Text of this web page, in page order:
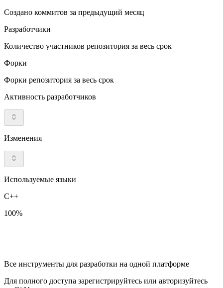
Создано коммитов за предыдущий месяц
Разработчики
Количество участников репозитория за весь срок
Форки
Форки репозитория за весь срок
Активность разработчиков
Изменения
Используемые языки
C++
100%
Все инструменты для разработки на одной платформе
Для полного доступа зарегистрируйтесь или авторизуйтесь